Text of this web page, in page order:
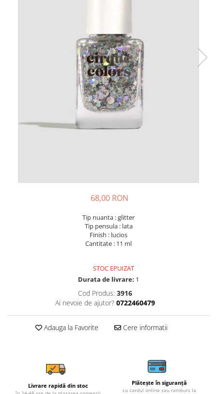
68,00 RON
Tip nuanta : glitter
Tip pensula : lata
Finish : lucios
Cantitate : 11 ml
STOC EPUIZAT
Durata de livrare: 1
Cod Produs: 3916
Ai nevoie de ajutor? 0722460479
Adauga la Favorite Cere informatii
Livrare rapidă din stoc Plătește în siguranță
cu cardul online sau ramburs la